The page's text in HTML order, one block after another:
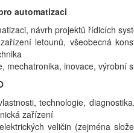
automatizaci
návrh projektů řídicích
letounů, všeobecná
mechatronika, inovace, výrobní
technologie,
zařízení
veličin (zejména